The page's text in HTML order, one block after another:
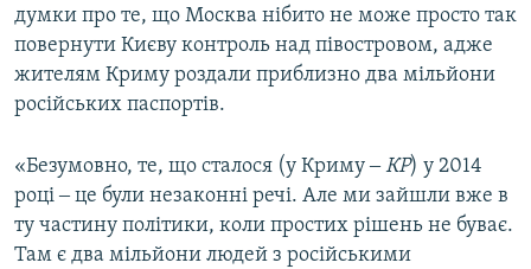
думки про те, що Москва нібито не може просто так
повернути Києву контроль над півостровом, адже
жителям Криму роздали приблизно два мільйони
російських паспортів.
«Безумовно, те, що сталося (у Криму ‒КР) у 2014
році ‒ це були незаконні речі. Але ми зайшли вже в
ту частину політики, коли простих рішень не буває.
Там є два мільйони людей з російськими